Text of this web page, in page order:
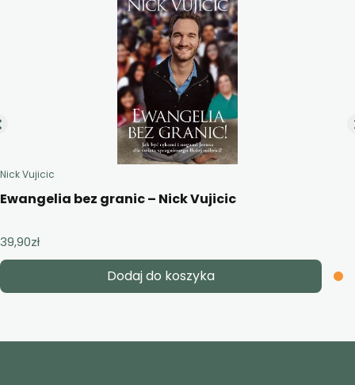
Nick Vujicic
Ewangelia bez granic – Nick Vujicic
39,90zł
Dodaj do koszyka